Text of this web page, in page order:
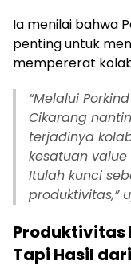
Ia menilai bahwa
penting untuk
mempererat
“Melalui
Cikarang
terjadinya
kesatuan
Itulah kunci
produktivitas,”
Produktivitas
Tapi Hasil